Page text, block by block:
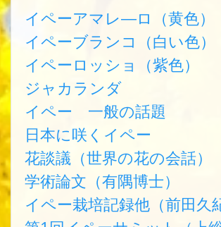
イペーアマレ―ロ（黄色）
イペーブランコ（白い色）
イペーロッショ（紫色）
ジャカランダ
イペー 一般の話題
日本に咲くイペー
花談議（世界の花の会話）
学術論文（有隅博士）
イペー栽培記録他（前田久